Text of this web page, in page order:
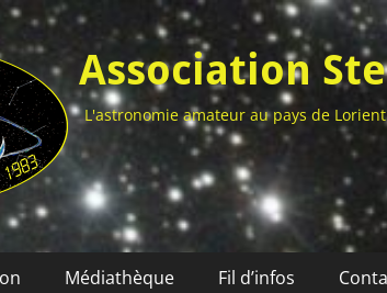
Association
L'astronomie amateur au pays de
Médiathèque Fil d’infos